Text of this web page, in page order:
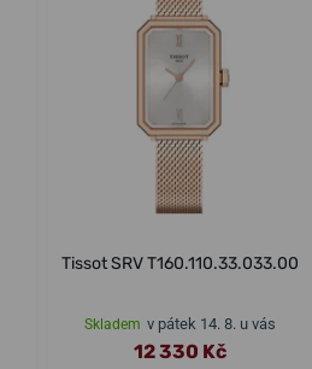
Tissot SRV T160.110.33.033.00
Skladem v pátek 14. 8. u vás
12 330 Kč